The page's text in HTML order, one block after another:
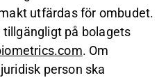
utfärdas för ombudet.
på bolagets
. Om
person ska